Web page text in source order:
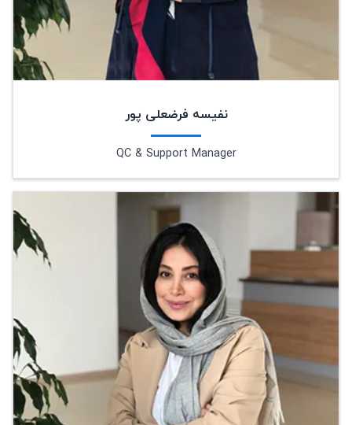
نفیسه فرضعلی پور
QC & Support Manager